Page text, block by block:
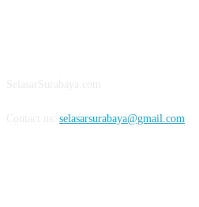
selasarsurabaya@gmail.com